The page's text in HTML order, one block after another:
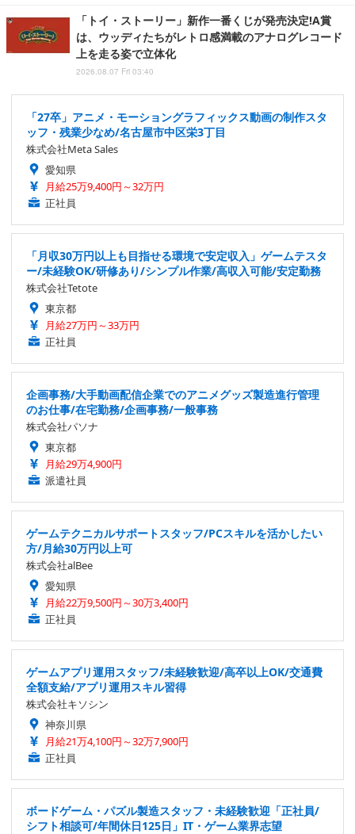
「トイ・ストーリー」新作一番くじが発売決定!A賞
は、ウッディたちがレトロ感満載のアナログレコード
上を走る姿で立体化
2026.08.07 Fri 03:40
「27卒」アニメ・モーショングラフィックス動画の制作スタ
ッフ・残業少なめ/名古屋市中区栄3丁目
株式会社Meta Sales
愛知県
月給25万9,400円～32万円
正社員
「月収30万円以上も目指せる環境で安定収入」ゲームテスタ
ー/未経験OK/研修あり/シンプル作業/高収入可能/安定勤務
株式会社Tetote
東京都
月給27万円～33万円
正社員
企画事務/大手動画配信企業でのアニメグッズ製造進行管理
のお仕事/在宅勤務/企画事務/一般事務
株式会社パソナ
東京都
月給29万4,900円
派遣社員
ゲームテクニカルサポートスタッフ/PCスキルを活かしたい
方/月給30万円以上可
株式会社alBee
愛知県
月給22万9,500円～30万3,400円
正社員
ゲームアプリ運用スタッフ/未経験歓迎/高卒以上OK/交通費
全額支給/アプリ運用スキル習得
株式会社キソシン
神奈川県
月給21万4,100円～32万7,900円
正社員
ボードゲーム・パズル製造スタッフ・未経験歓迎「正社員/
シフト相談可/年間休日125日」IT・ゲーム業界志望